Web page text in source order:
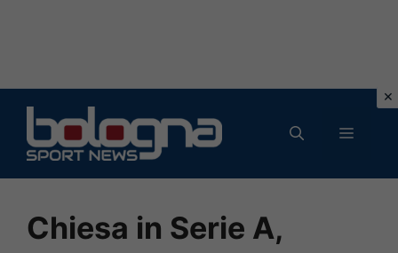
contenuto
MENU
Chiesa in Serie A,